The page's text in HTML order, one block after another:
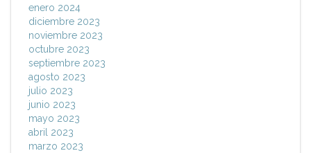
enero 2024
diciembre 2023
noviembre 2023
octubre 2023
septiembre 2023
agosto 2023
julio 2023
junio 2023
mayo 2023
abril 2023
marzo 2023